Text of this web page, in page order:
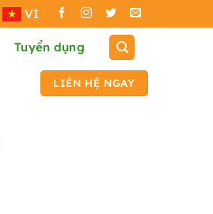
VI
Tuyển dụng
LIÊN HỆ NGAY